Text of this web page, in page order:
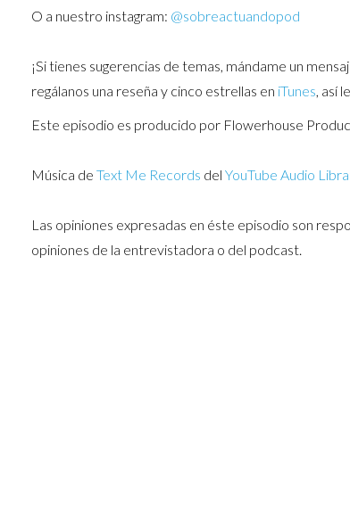
O a nuestro instagram: @sobreactuandopod
¡Si tienes sugerencias de temas, mándame un
regálanos una reseña y cinco estrellas en iTunes, así
Este episodio es producido por Flowerhouse
Música de Text Me Records del YouTube Audio
Las opiniones expresadas en éste episodio son
opiniones de la entrevistadora o del podcast.